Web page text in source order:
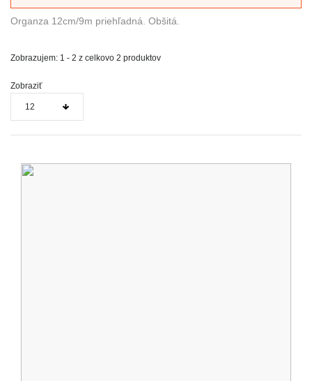
Organza 12cm/9m priehľadná. Obšitá.
Zobrazujem: 1 - 2 z celkovo 2 produktov
Zobraziť